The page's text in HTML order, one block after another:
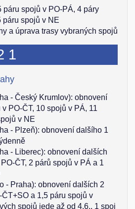
páru spojů v PO-PÁ, 4 páry
páru spojů v NE
a úprava trasy vybraných spojů
- Český Krumlov): obnovení
PO-ČT, 10 spojů v PÁ, 11
v NE
- Plzeň): obnovení dalšího 1
- Liberec): obnovení dalších
ČT, 2 párů spojů v PÁ a 1
- Praha): obnovení dalších 2
a 1,5 páru spojů v
spojů jede až od 4.6., 1 spoj